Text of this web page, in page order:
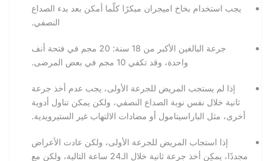
يجب استخدام بخاخ اميجران مبكرًا كلّما أمكن بعد بدء الصداع
النصفي.
جرعة البالغين الأكبر من 18 سنة:
20 مجم في فتحة أنف
واحدة، وقد تكفي 10 مجم في بعض المرضى.
إذا لم يستجب المريض للجرعة الأولى، يجب عدم أخذ جرعة
ثانية خلال نفس نوبة الصداع النصفي، ولكن يمكن تناول أدوية
أخرى، مثل الباراسيتامول أو مضادات الالتهاب غير الستيرويدية.
إذا استجاب المريض للجرعة الأولى، ولكن عادت الأعراض
مجددًا، يمكِن أخذ جرعة ثانية خلال الـ24 ساعة التالية، ولكن مع